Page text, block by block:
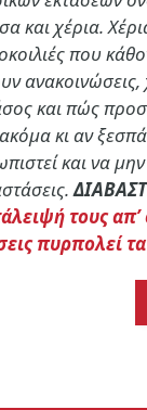
και χέρια.
που
και πώς
κι αν
και να
τους απ’
πυρπολεί